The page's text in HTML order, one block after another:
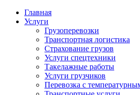
Главная
Услуги
Грузоперевозки
Транспортная логистика
Страхование грузов
Услуги спецтехники
Такелажные работы
Услуги грузчиков
Перевозка с